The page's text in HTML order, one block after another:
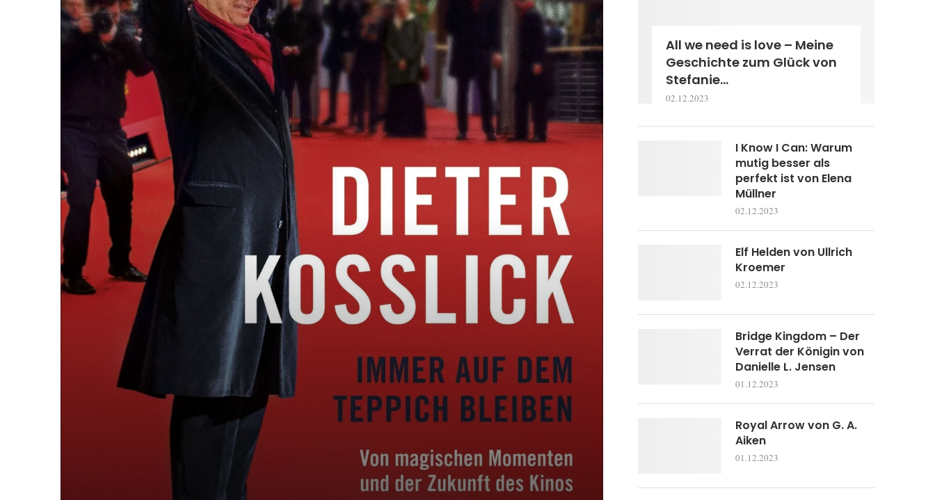
All we need is love – Meine
Geschichte zum Glück von
Stefanie...
02.12.2023
I Know I Can: Warum
mutig besser als
perfekt ist von Elena
Müllner
02.12.2023
Elf Helden von Ullrich
Kroemer
02.12.2023
Bridge Kingdom – Der
Verrat der Königin von
Danielle L. Jensen
01.12.2023
Royal Arrow von G. A.
Aiken
01.12.2023